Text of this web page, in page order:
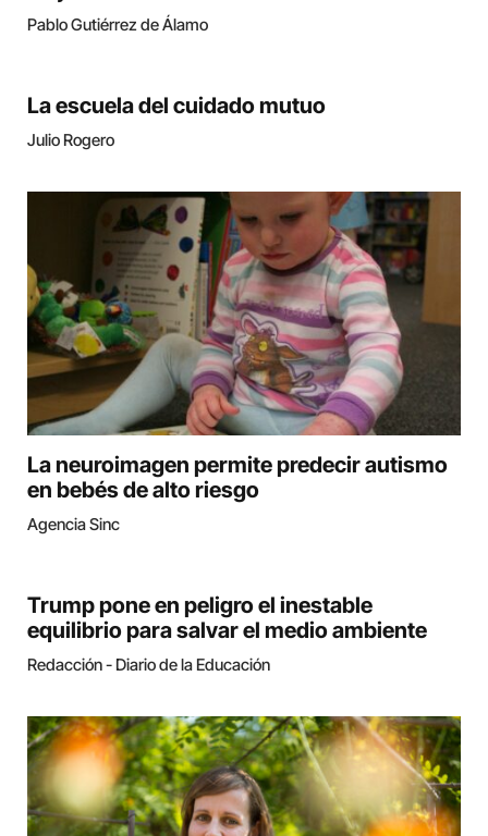
Pablo Gutiérrez de Álamo
La escuela del cuidado mutuo
Julio Rogero
La neuroimagen permite predecir autismo
en bebés de alto riesgo
Agencia Sinc
Trump pone en peligro el inestable
equilibrio para salvar el medio ambiente
Redacción - Diario de la Educación